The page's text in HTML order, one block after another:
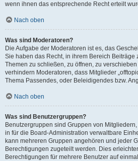
wenn ihnen das entsprechende Recht erteilt
Nach oben
Was sind Moderatoren?
Die Aufgabe der Moderatoren ist es, das
Sie haben das Recht, in ihrem Bereich Beiträge
Themen zu schließen, zu öffnen, zu
verhindern Moderatoren, dass Mitglieder
Thema Passendes, oder Beleidigendes bzw.
Nach oben
Was sind Benutzergruppen?
Benutzergruppen sind Gruppen von
in für die Board-Administration verwaltbare
kann mehreren Gruppen angehören und jeder
Berechtigungen zugeteilt werden. Dies
Berechtigungen für mehrere Benutzer auf